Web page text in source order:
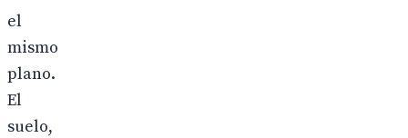
el
mismo
plano.
El
suelo,